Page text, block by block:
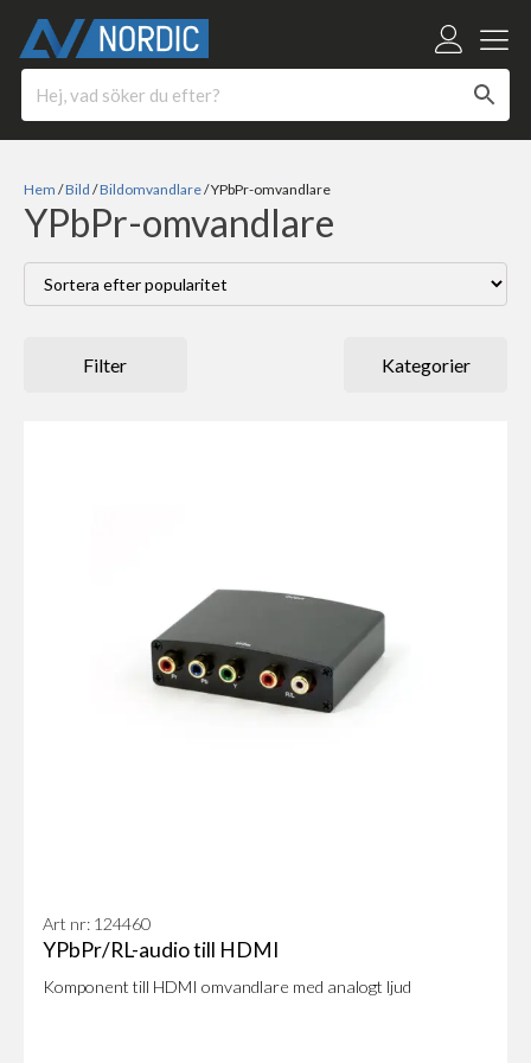
Hem /Bild /Bildomvandlare/ YPbPr-omvandlare
YPbPr-omvandlare
Filter Kategorier
Art nr: 124460
YPbPr/RL-audio till HDMI
​Komponent till HDMI omvandlare med analogt ljud